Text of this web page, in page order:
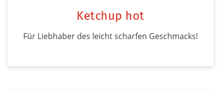
Ketchup hot
Für Liebhaber des leicht scharfen Geschmacks!